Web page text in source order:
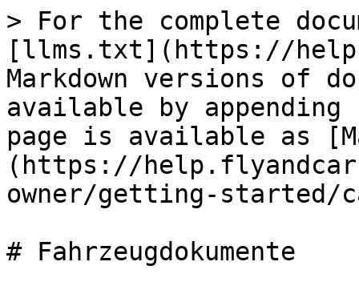
> For the complete
[llms.txt](https://
Markdown versions of
available by
page is available as
(https://
owner/getting-started/
# Fahrzeugdokumente